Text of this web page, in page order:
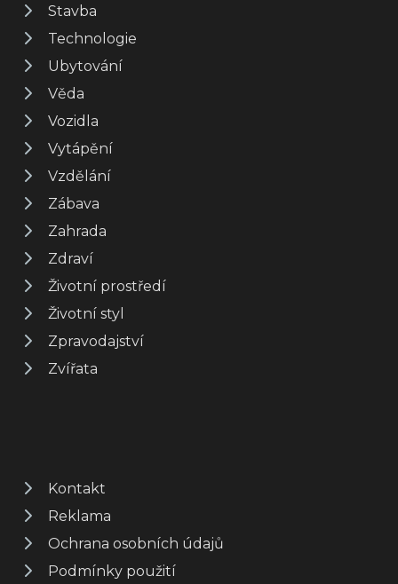
Stavba
Technologie
Ubytování
Věda
Vozidla
Vytápění
Vzdělání
Zábava
Zahrada
Zdraví
Životní prostředí
Životní styl
Zpravodajství
Zvířata
Kontakt
Reklama
Ochrana osobních údajů
Podmínky použití